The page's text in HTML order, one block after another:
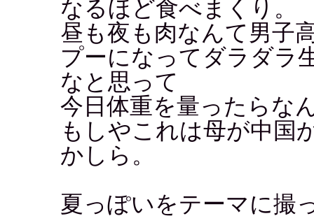
なるほど食べまくり。
昼も夜も肉なんて男子
プーになってダラダラ
なと思って
今日体重を量ったらな
もしやこれは母が中国
かしら。
夏っぽいをテーマに撮